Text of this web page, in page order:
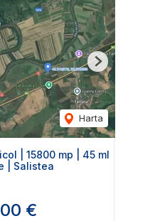
Harta
Next
| 15800 mp | 45 ml
| Salistea
€